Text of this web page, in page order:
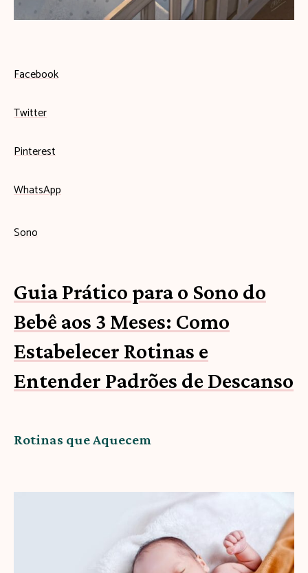
Facebook
Twitter
Pinterest
WhatsApp
Sono
Guia Prático para o Sono do
Bebê aos 3 Meses: Como
Estabelecer Rotinas e
Entender Padrões de Descanso
Rotinas que Aquecem